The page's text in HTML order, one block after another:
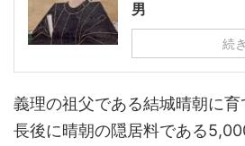
男
続
義理の祖父である結城晴朝に
長後に晴朝の隠居料である